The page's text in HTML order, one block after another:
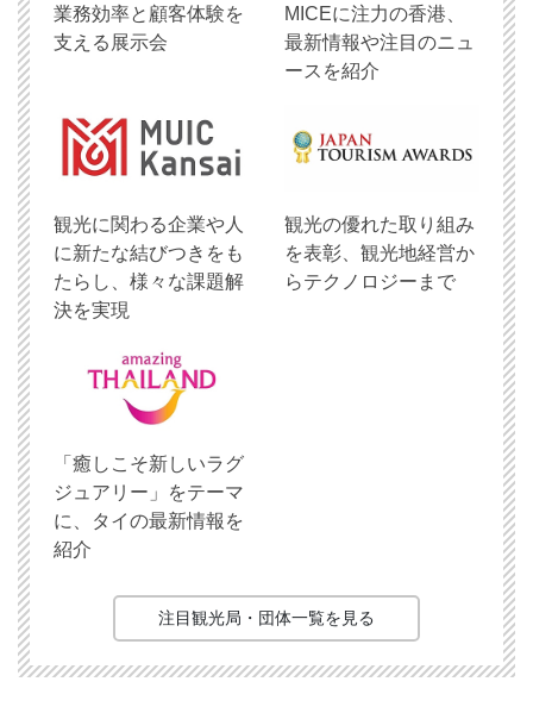
業務効率と顧客体験を
支える展示会
MICEに注力の香港、
最新情報や注目のニュ
ースを紹介
観光に関わる企業や人
に新たな結びつきをも
たらし、様々な課題解
決を実現
観光の優れた取り組み
を表彰、観光地経営か
らテクノロジーまで
「癒しこそ新しいラグ
ジュアリー」をテーマ
に、タイの最新情報を
紹介
注目観光局・団体一覧を見る